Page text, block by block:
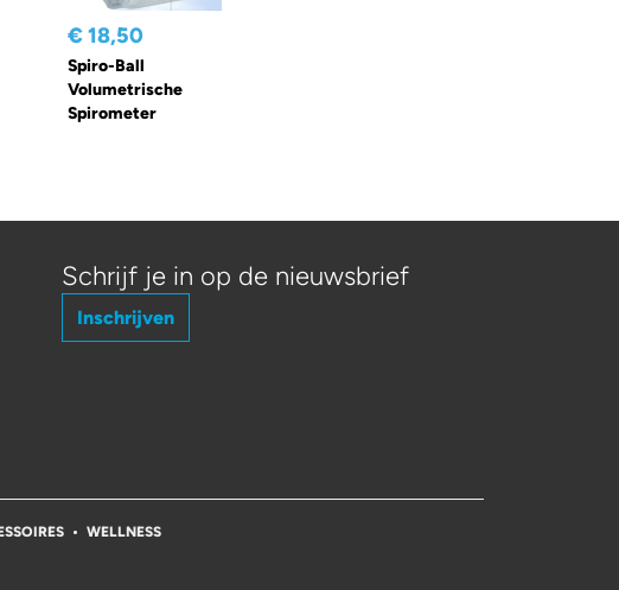
€ 18,50
Spiro-Ball
Volumetrische
Spirometer
Schrijf je in op de nieuwsbrief
Inschrijven
WELLNESS